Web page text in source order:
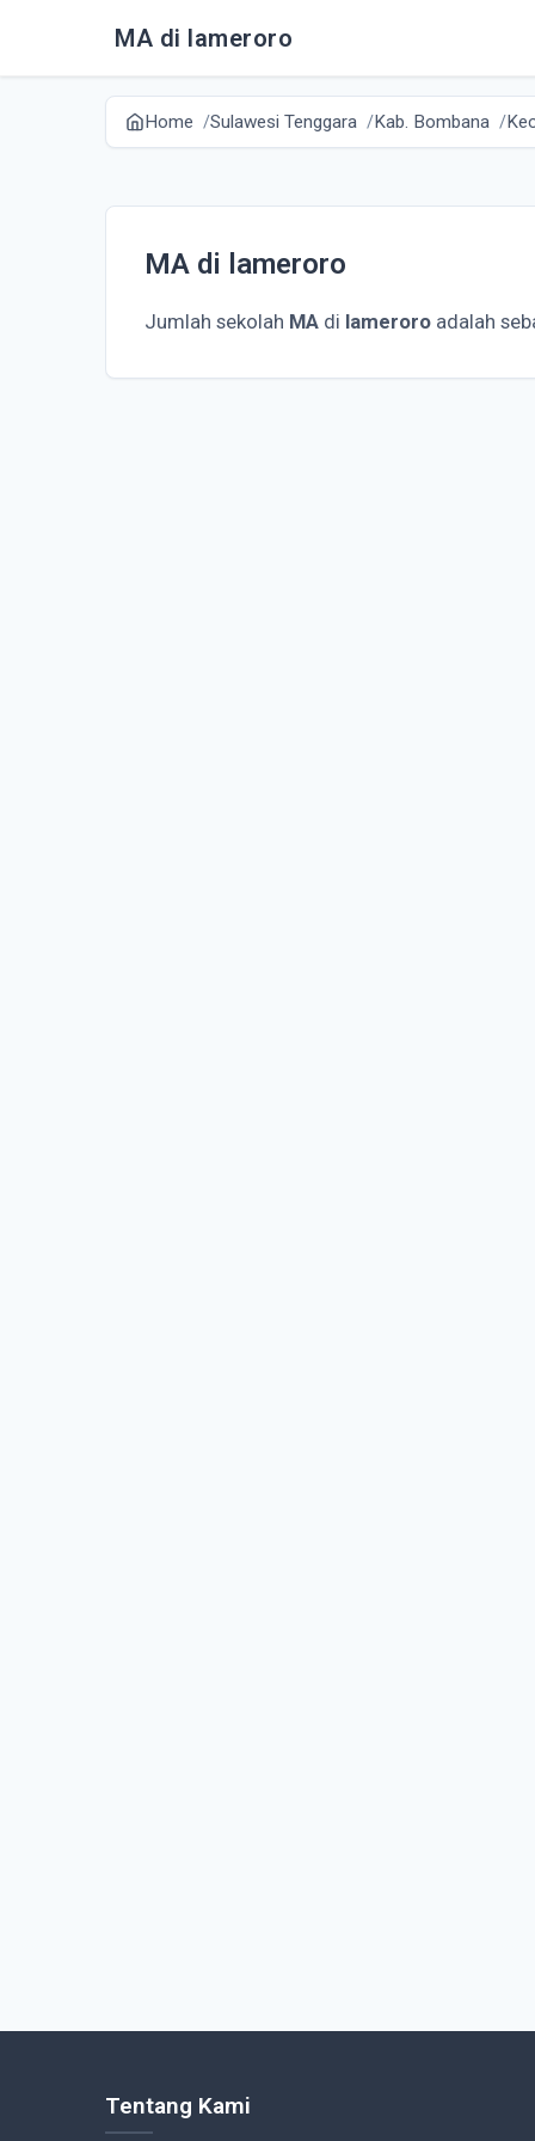
MA di lameroro
Home Sulawesi Tenggara Kab. Bombana
MA di lameroro
Jumlah sekolah MA di lameroro adalah
Tentang Kami